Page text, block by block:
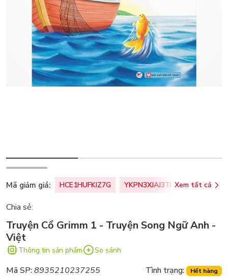
Mã giảm giá: HCE1HUFKIZ7G YKPN3XJAJ3TJ Xem tất cả
Chia sẻ:
Truyện Cổ Grimm 1 - Truyện Song Ngữ Anh -
Việt
Thông tin sản phẩm So sánh
Mã SP:8935210237255 Tình trạng: Hết hàng